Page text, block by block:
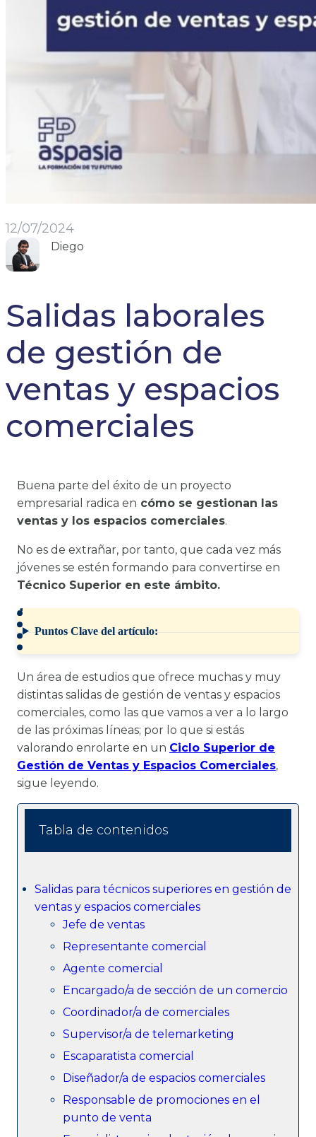
12/07/2024
Diego
Salidas laborales
de gestión de
ventas y espacios
comerciales
Buena parte del éxito de un proyecto
empresarial radica en cómo se gestionan las
ventas y los espacios comerciales.
No es de extrañar, por tanto, que cada vez más
jóvenes se estén formando para convertirse en
Técnico Superior en este ámbito.
Puntos Clave del artículo:
Un área de estudios que ofrece muchas y muy
distintas salidas de gestión de ventas y espacios
comerciales, como las que vamos a ver a lo largo
de las próximas líneas; por lo que si estás
valorando enrolarte en un Ciclo Superior de
Gestión de Ventas y Espacios Comerciales,
sigue leyendo.
Tabla de contenidos
Salidas para técnicos superiores en gestión de
ventas y espacios comerciales
Jefe de ventas
Representante comercial
Agente comercial
Encargado/a de sección de un comercio
Coordinador/a de comerciales
Supervisor/a de telemarketing
Escaparatista comercial
Diseñador/a de espacios comerciales
Responsable de promociones en el
punto de venta